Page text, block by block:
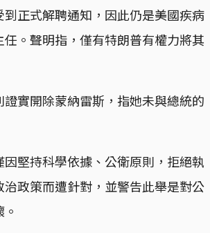
正式解聘通知，因此仍是美國疾病
。聲明指，僅有特朗普有權力將其
證實開除蒙納雷斯，指她未與總統的
堅持科學依據、公衛原則，拒絕執
政策而遭針對，並警告此舉是對公